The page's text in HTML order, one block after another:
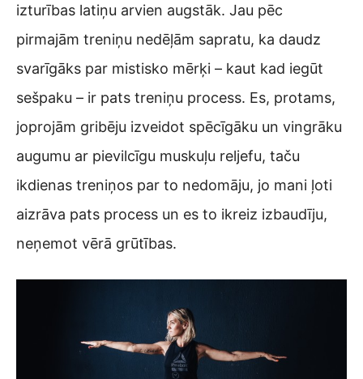
izturības latiņu arvien augstāk. Jau pēc
pirmajām treniņu nedēļām sapratu, ka daudz
svarīgāks par mistisko mērķi – kaut kad iegūt
sešpaku – ir pats treniņu process. Es, protams,
joprojām gribēju izveidot spēcīgāku un vingrāku
augumu ar pievilcīgu muskuļu reljefu, taču
ikdienas treniņos par to nedomāju, jo mani ļoti
aizrāva pats process un es to ikreiz izbaudīju,
neņemot vērā grūtības.